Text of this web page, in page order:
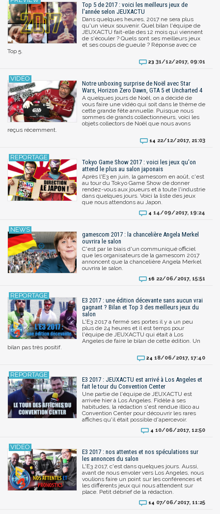
Top 5 de 2017 : voici les meilleurs jeux de
l'année selon JEUXACTU
Dans quelques heures, 2017 ne sera plus
qu'un vieux souvenir. Quel bilan l'équipe de
JEUXACTU fait-elle des 12 mois qui viennent
de s'écouler ? Quels sont ses meilleurs jeux
et ses coups de gueule ? Réponse avec ce
Top 5.
23 31/12/2017, 09:01
Notre unboxing surprise de Noël avec Star
Wars, Horizon Zero Dawn, GTA 5 et Uncharted 4
A quelques jours de Noël, on a décidé de
vous faire une vidéo qui soit dans le thème de
cette grande fête annuelle. Puisque nous
sommes de grands collectionneurs, voici les
objets collectors de Noël que nous avons
reçus récemment.
14 22/12/2017, 21:03
Tokyo Game Show 2017 : voici les jeux qu'on
attend le plus au salon japonais
Après l'E3 en juin, la gamescom en août, c'est
au tour du Tokyo Game Show de donner
rendez-vous aux joueurs et à toute l'industrie
dans quelques jours. Voici la liste des jeux
que nous attendons au Japon.
4 14/09/2017, 19:24
gamescom 2017 : la chancelière Angela Merkel
ouvrira le salon
C'est par le biais d'un communiqué officiel
que les organisateurs de la gamescom 2017
annoncent que la chancelière Angela Merkel
ouvrira le salon.
16 22/06/2017, 15:51
E3 2017 : une édition décevante sans aucun vrai
gagnant ? Bilan et Top 3 des meilleurs jeux du
salon
L'E3 2017 a fermé ses portes il y a un peu
plus de 24 heures et il est temps pour
l'équipe de JEUXACTU qui était à Los
Angeles de faire le bilan de cette édition. Un
bilan pas très positif.
24 18/06/2017, 17:40
E3 2017 : JEUXACTU est arrivé à Los Angeles et
fait le tour du Convention Center
Une partie de l'équipe de JEUXACTU est
arrivée hier à Los Angeles. Fidèle à ses
habitudes, la rédaction s'est rendue illico au
Convention Center pour découvrir les rares
affiches qu'il était possible d'apercevoir.
4 10/06/2017, 12:50
E3 2017 : nos attentes et nos spéculations sur
les annonces du salon
L'E3 2017, c'est dans quelques jours. Aussi,
avant de nous envoler vers Los Angeles, nous
voulions faire un point sur les conférences et
les différents jeux qui nous attendent sur
place. Petit débrief de la rédaction.
14 07/06/2017, 11:25